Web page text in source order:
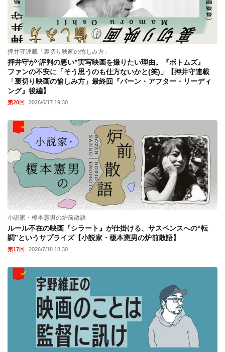
押井守連載「裏切り映画の愉しみ方」
押井守が“評判の悪い”実写映画を撮りたい理由。『ボトムズ』
ファンの不安に「そう思うのも仕方ないかと(笑)」【押井守連載
「裏切り映画の愉しみ方」最終回『バーン・アフター・リーディ
ング』後編】
第20回 2026/6/17 19:30
小説家・榎本憲男の炉前散語
ルール不在の映画『シラート』が仕掛ける、サスペンスへの“転
調”というサプライズ【小説家・榎本憲男の炉前散語】
第17回 2026/7/18 18:30